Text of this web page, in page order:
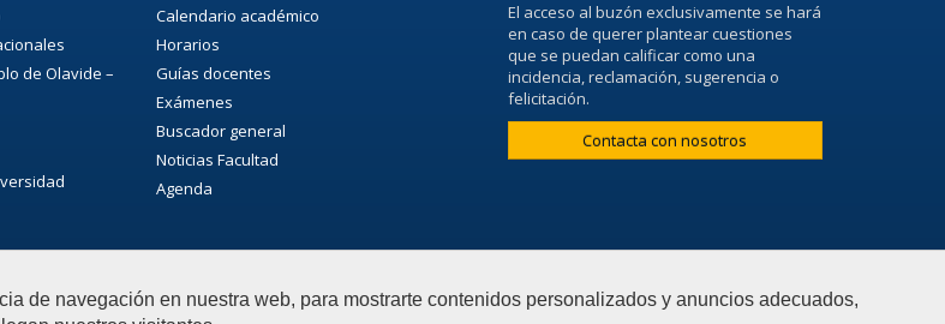
de navegación en nuestra web, para mostrarte contenidos personalizados y anuncios adecuados,
de Olavide –
(SEC)
Calendario académico
Horarios
Guías docentes
Exámenes
Buscador general
Noticias Facultad
Agenda
El acceso al buzón exclusivamente se hará
en caso de querer plantear cuestiones
que se puedan calificar como una
incidencia, reclamación, sugerencia o
felicitación.
Contacta con nosotros